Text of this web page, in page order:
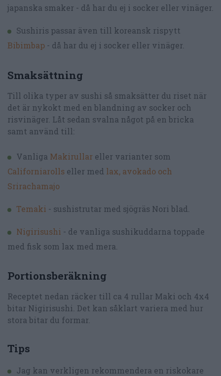
japanska smaker - då har du ej i socker eller vinäger.
Sushiris passar även till koreansk rispytt
Bibimbap - då har du ej i socker eller vinäger.
Smaksättning
Till olika typer av sushi så smaksätter du riset när
det är nykokt med en blandning av socker och
risvinäger. Låt sedan svalna något på en bricka
samt använd till:
Vanliga Makirullar eller varianter som
Californiarolls eller med lax, avokado och
Srirachamajo
Temaki - sushistrutar med sjögräs Nori blad.
Nigirisushi - de vanliga sushikuddarna toppade
med fisk som lax med mera.
Portionsberäkning
Receptet nedan räcker till ca 4 rullar Maki och 4x4
bitar Nigirisushi. Det kan såklart variera med hur
stora bitar du formar.
Tips
Jag kan verkligen rekommendera en riskokare